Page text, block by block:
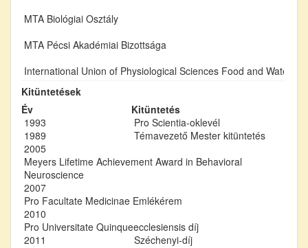
MTA Biológiai Osztály
MTA Pécsi Akadémiai Bizottsága
International Union of Physiological Sciences Food and Water
Kitüntetések
Év
Kitüntetés
1993
Pro Scientia-oklevél
1989
Témavezető Mester kitüntetés
2005
Meyers Lifetime Achievement Award in Behavioral
Neuroscience
2007
Pro Facultate Medicinae Emlékérem
2010
Pro Universitate Quinqueecclesiensis díj
2011
Széchenyi-díj